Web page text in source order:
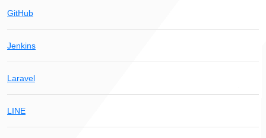
GitHub
Jenkins
Laravel
LINE